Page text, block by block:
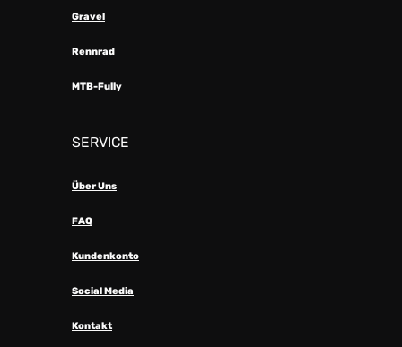
Gravel
Rennrad
MTB-Fully
SERVICE
Über Uns
FAQ
Kundenkonto
Social Media
Kontakt